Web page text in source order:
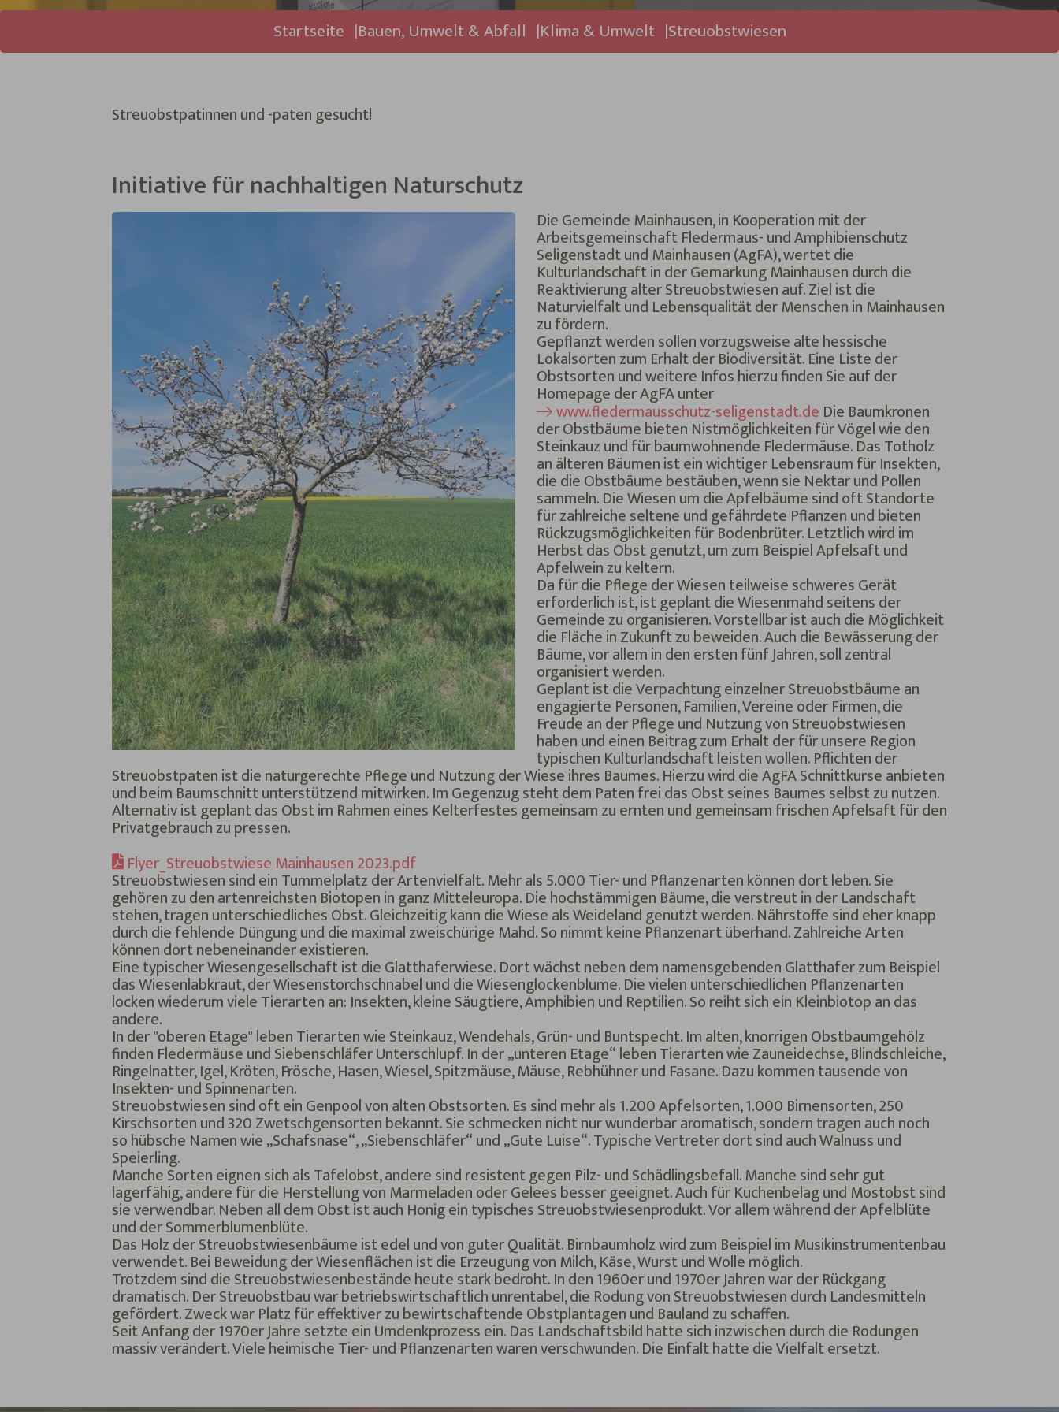
Sie sind hier: Startseite Bauen, Umwelt & Abfall Klima & Umwelt Streuobstwiesen
Streuobstpatinnen und -paten gesucht!
Initiative für nachhaltigen Naturschutz
Die Gemeinde Mainhausen, in Kooperation mit der
Arbeitsgemeinschaft Fledermaus- und Amphibienschutz
Seligenstadt und Mainhausen (AgFA), wertet die
Kulturlandschaft in der Gemarkung Mainhausen durch die
Reaktivierung alter Streuobstwiesen auf. Ziel ist die
Naturvielfalt und Lebensqualität der Menschen in Mainhausen
zu fördern.
Gepflanzt werden sollen vorzugsweise alte hessische
Lokalsorten zum Erhalt der Biodiversität. Eine Liste der
Obstsorten und weitere Infos hierzu finden Sie auf der
Homepage der AgFA unter
www.fledermausschutz-seligenstadt.de Die Baumkronen
der Obstbäume bieten Nistmöglichkeiten für Vögel wie den
Steinkauz und für baumwohnende Fledermäuse. Das Totholz
an älteren Bäumen ist ein wichtiger Lebensraum für Insekten,
die die Obstbäume bestäuben, wenn sie Nektar und Pollen
sammeln. Die Wiesen um die Apfelbäume sind oft Standorte
für zahlreiche seltene und gefährdete Pflanzen und bieten
Rückzugsmöglichkeiten für Bodenbrüter. Letztlich wird im
Herbst das Obst genutzt, um zum Beispiel Apfelsaft und
Apfelwein zu keltern.
Da für die Pflege der Wiesen teilweise schweres Gerät
erforderlich ist, ist geplant die Wiesenmahd seitens der
Gemeinde zu organisieren. Vorstellbar ist auch die Möglichkeit
die Fläche in Zukunft zu beweiden. Auch die Bewässerung der
Bäume, vor allem in den ersten fünf Jahren, soll zentral
organisiert werden.
Geplant ist die Verpachtung einzelner Streuobstbäume an
engagierte Personen, Familien, Vereine oder Firmen, die
Freude an der Pflege und Nutzung von Streuobstwiesen
haben und einen Beitrag zum Erhalt der für unsere Region
typischen Kulturlandschaft leisten wollen. Pflichten der
Streuobstpaten ist die naturgerechte Pflege und Nutzung der Wiese ihres Baumes. Hierzu wird die AgFA Schnittkurse anbieten
und beim Baumschnitt unterstützend mitwirken. Im Gegenzug steht dem Paten frei das Obst seines Baumes selbst zu nutzen.
Alternativ ist geplant das Obst im Rahmen eines Kelterfestes gemeinsam zu ernten und gemeinsam frischen Apfelsaft für den
Privatgebrauch zu pressen.
Flyer_Streuobstwiese Mainhausen 2023.pdf
Streuobstwiesen sind ein Tummelplatz der Artenvielfalt. Mehr als 5.000 Tier- und Pflanzenarten können dort leben. Sie
gehören zu den artenreichsten Biotopen in ganz Mitteleuropa. Die hochstämmigen Bäume, die verstreut in der Landschaft
stehen, tragen unterschiedliches Obst. Gleichzeitig kann die Wiese als Weideland genutzt werden. Nährstoffe sind eher knapp
durch die fehlende Düngung und die maximal zweischürige Mahd. So nimmt keine Pflanzenart überhand. Zahlreiche Arten
können dort nebeneinander existieren.
Eine typischer Wiesengesellschaft ist die Glatthaferwiese. Dort wächst neben dem namensgebenden Glatthafer zum Beispiel
das Wiesenlabkraut, der Wiesenstorchschnabel und die Wiesenglockenblume. Die vielen unterschiedlichen Pflanzenarten
locken wiederum viele Tierarten an: Insekten, kleine Säugtiere, Amphibien und Reptilien. So reiht sich ein Kleinbiotop an das
andere.
In der "oberen Etage" leben Tierarten wie Steinkauz, Wendehals, Grün- und Buntspecht. Im alten, knorrigen Obstbaumgehölz
finden Fledermäuse und Siebenschläfer Unterschlupf. In der „unteren Etage“ leben Tierarten wie Zauneidechse, Blindschleiche,
Ringelnatter, Igel, Kröten, Frösche, Hasen, Wiesel, Spitzmäuse, Mäuse, Rebhühner und Fasane. Dazu kommen tausende von
Insekten- und Spinnenarten.
Streuobstwiesen sind oft ein Genpool von alten Obstsorten. Es sind mehr als 1.200 Apfelsorten, 1.000 Birnensorten, 250
Kirschsorten und 320 Zwetschgensorten bekannt. Sie schmecken nicht nur wunderbar aromatisch, sondern tragen auch noch
so hübsche Namen wie „Schafsnase“, „Siebenschläfer“ und „Gute Luise“. Typische Vertreter dort sind auch Walnuss und
Speierling.
Manche Sorten eignen sich als Tafelobst, andere sind resistent gegen Pilz- und Schädlingsbefall. Manche sind sehr gut
lagerfähig, andere für die Herstellung von Marmeladen oder Gelees besser geeignet. Auch für Kuchenbelag und Mostobst sind
sie verwendbar. Neben all dem Obst ist auch Honig ein typisches Streuobstwiesenprodukt. Vor allem während der Apfelblüte
und der Sommerblumenblüte.
Das Holz der Streuobstwiesenbäume ist edel und von guter Qualität. Birnbaumholz wird zum Beispiel im Musikinstrumentenbau
verwendet. Bei Beweidung der Wiesenflächen ist die Erzeugung von Milch, Käse, Wurst und Wolle möglich.
Trotzdem sind die Streuobstwiesenbestände heute stark bedroht. In den 1960er und 1970er Jahren war der Rückgang
dramatisch. Der Streuobstbau war betriebswirtschaftlich unrentabel, die Rodung von Streuobstwiesen durch Landesmitteln
gefördert. Zweck war Platz für effektiver zu bewirtschaftende Obstplantagen und Bauland zu schaffen.
Seit Anfang der 1970er Jahre setzte ein Umdenkprozess ein. Das Landschaftsbild hatte sich inzwischen durch die Rodungen
massiv verändert. Viele heimische Tier- und Pflanzenarten waren verschwunden. Die Einfalt hatte die Vielfalt ersetzt.